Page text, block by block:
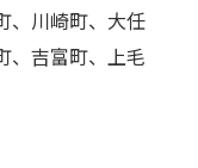
、川崎町、大任
、吉富町、上毛